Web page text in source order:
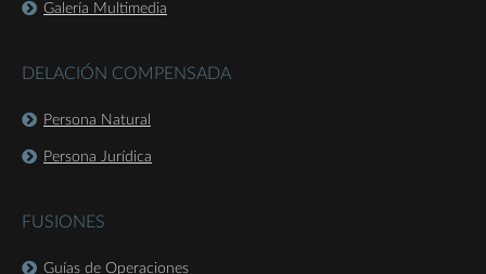
Galería Multimedia
DELACIÓN COMPENSADA
Persona Natural
Persona Jurídica
FUSIONES
Guías de Operaciones